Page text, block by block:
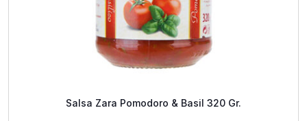
Salsa Zara Pomodoro & Basil 320 Gr.